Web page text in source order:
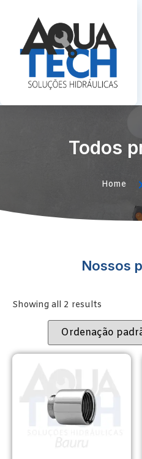
Todos
Home
Nossos
Showing all 2 results